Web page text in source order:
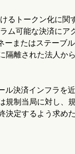
るトークン化に関
ム可能な決済にア
またはステーブ
隔離された法人か
決済インフラを
制当局に対し、
定するよう求めた